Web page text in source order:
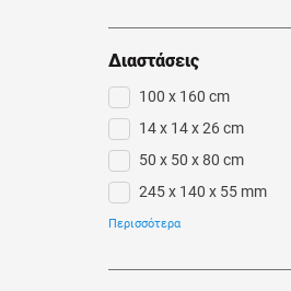
Διαστάσεις
100 x 160 cm
14 x 14 x 26 cm
50 x 50 x 80 cm
245 x 140 x 55 mm
100 x 60 cm
Περισσότερα